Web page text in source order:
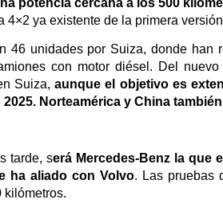
potencia cercana a los 500
4×2 ya existente de la primera
46 unidades por Suiza, donde
con motor diésel. Del
Suiza,aunque el objetivo es
Norteamérica y China
tarde, será Mercedes-Benz la que
ha aliado con Volvo. Las pruebas
kilómetros.